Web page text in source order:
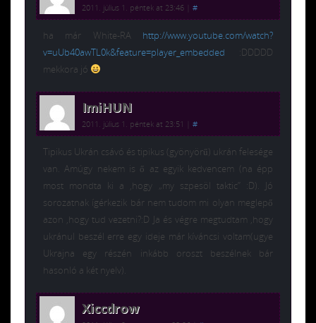
2011. július 1. péntek at 23:46 #
ha már White-RA http://www.youtube.com/watch?
v=uUb40awTL0k&feature=player_embedded :DDDDD
mekkora jó
ImiHUN
2011. július 1. péntek at 23:51 #
Tipikus Ukrán csávó és tipikus (gyönyörű) ukrán felesége
van. Amúgy nekem is ő az egyik kedvencem (na épp
most mondta ki a ,hogy „my szpesöl taktic” :D). Jó
sorozatnak ígérkezik bár nem tudom mi olyan meglepő
azon ,hogy tud vezetni?:D Ja és végre megtudtam ,hogy
ukránul beszél erre egy ideje már kíváncsi voltam(ugye
Ukrajna egy részén inkább oroszt beszélnek bár
hasonló a két nyelv).
Xiccdrow